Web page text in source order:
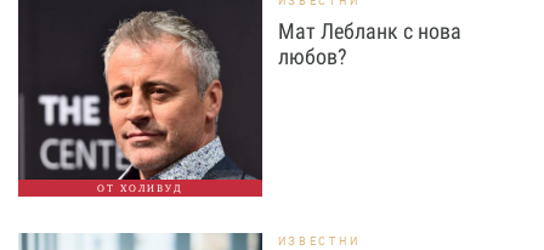
ОТ ХОЛИВУД
Мат Лебланк с нова
любов?
ИЗВЕСТНИ